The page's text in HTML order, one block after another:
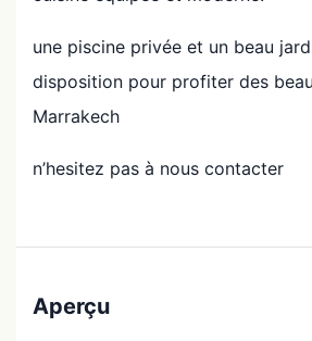
une piscine privée et un beau
disposition pour profiter des
Marrakech
n’hesitez pas à nous contacter
Aperçu